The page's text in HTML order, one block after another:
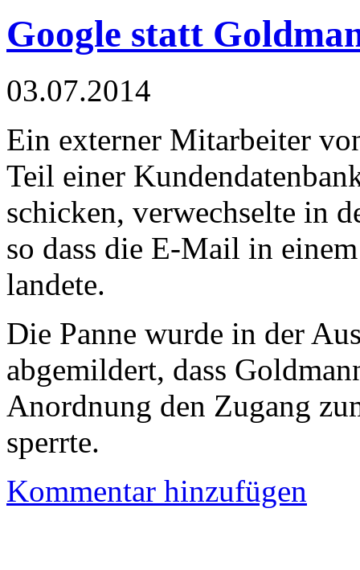
Google statt
03.07.2014
Ein externer Mitarbeiter
Teil einer
schicken, verwechselte in
so dass die E-Mail in
landete.
Die Panne wurde in der
abgemildert, dass
Anordnung den Zugang
sperrte.
Kommentar hinzufügen